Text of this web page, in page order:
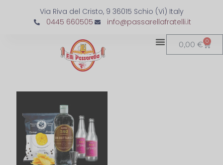
Via Riva del Cristo, 9 36015 Schio (Vi) Italy
0445 660505
info@passarellafratelli.it
0,00€ 0